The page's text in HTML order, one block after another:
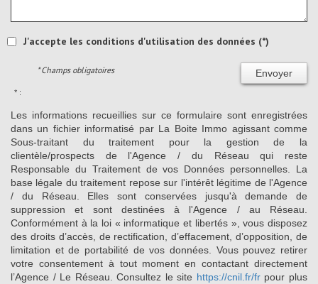
J'accepte les conditions d'utilisation des données (*)
Envoyer
* Champs obligatoires
* :
Les informations recueillies sur ce formulaire sont enregistrées
dans un fichier informatisé par La Boite Immo agissant comme
Sous-traitant du traitement pour la gestion de la
clientèle/prospects de l'Agence / du Réseau qui reste
Responsable du Traitement de vos Données personnelles. La
base légale du traitement repose sur l'intérêt légitime de l'Agence
/ du Réseau. Elles sont conservées jusqu'à demande de
suppression et sont destinées à l'Agence / au Réseau.
Conformément à la loi « informatique et libertés », vous disposez
des droits d’accès, de rectification, d’effacement, d’opposition, de
limitation et de portabilité de vos données. Vous pouvez retirer
votre consentement à tout moment en contactant directement
l’Agence / Le Réseau. Consultez le site https://cnil.fr/frpour plus